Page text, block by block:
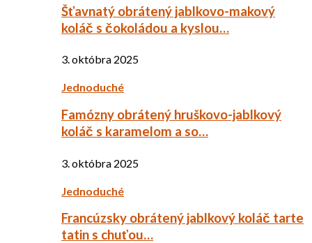
Šťavnatý obrátený jablkovo-makový
koláč s čokoládou a kyslou…
3. októbra 2025
Jednoduché
Famózny obrátený hruškovo-jablkový
koláč s karamelom a so…
3. októbra 2025
Jednoduché
Francúzsky obrátený jablkový koláč tarte
tatin s chuťou…